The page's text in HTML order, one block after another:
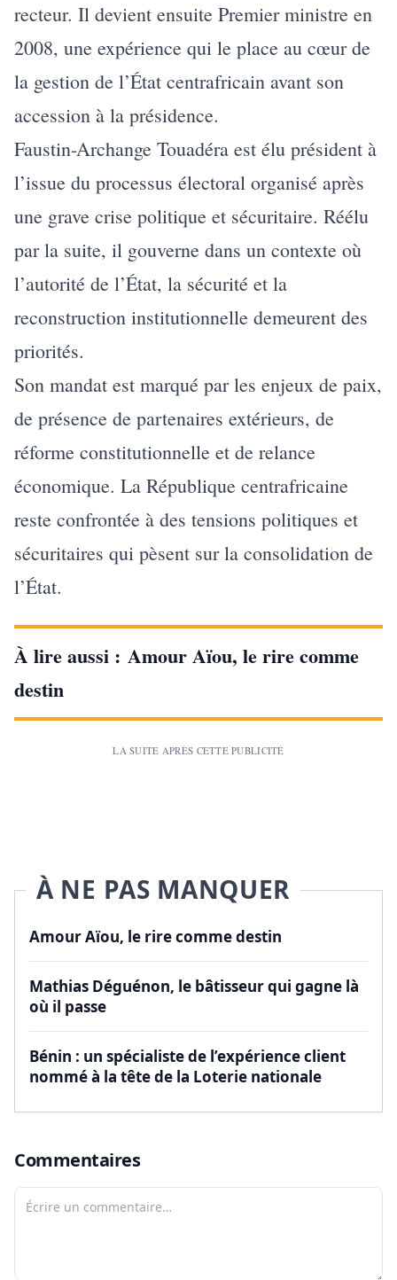
recteur. Il devient ensuite Premier ministre en
2008, une expérience qui le place au cœur de
la gestion de l’État centrafricain avant son
accession à la présidence.
Faustin-Archange Touadéra est élu président à
l’issue du processus électoral organisé après
une grave crise politique et sécuritaire. Réélu
par la suite, il gouverne dans un contexte où
l’autorité de l’État, la sécurité et la
reconstruction institutionnelle demeurent des
priorités.
Son mandat est marqué par les enjeux de paix,
de présence de partenaires extérieurs, de
réforme constitutionnelle et de relance
économique. La République centrafricaine
reste confrontée à des tensions politiques et
sécuritaires qui pèsent sur la consolidation de
l’État.
À lire aussi : Amour Aïou, le rire comme
destin
LA SUITE APRÈS CETTE PUBLICITÉ
À NE PAS MANQUER
Amour Aïou, le rire comme destin
Mathias Déguénon, le bâtisseur qui gagne là
où il passe
Bénin : un spécialiste de l’expérience client
nommé à la tête de la Loterie nationale
Commentaires